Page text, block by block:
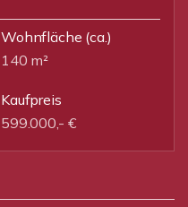
Wohnfläche (ca.)
140 m²
Kaufpreis
599.000,- €